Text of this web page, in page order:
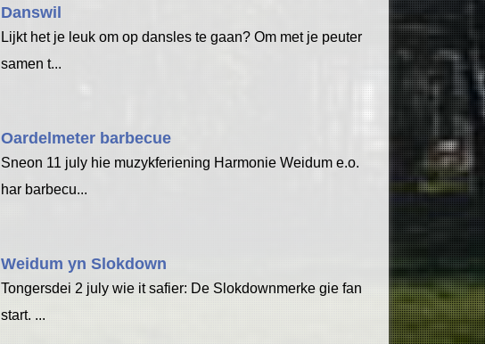
Danswil
Lijkt het je leuk om op dansles te gaan? Om met je peuter
samen t...
Oardelmeter barbecue
Sneon 11 july hie muzykferiening Harmonie Weidum e.o.
har barbecu...
Weidum yn Slokdown
Tongersdei 2 july wie it safier: De Slokdownmerke gie fan
start. ...